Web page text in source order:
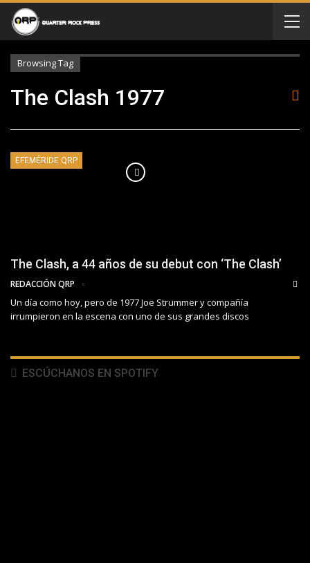
Browsing Tag
The Clash 1977
EFEMÉRIDE QRP
The Clash, a 44 años de su debut con ‘The Clash’
REDACCIÓN QRP
Un día como hoy, pero de 1977 Joe Strummer y compañía
irrumpieron en la escena con uno de sus grandes discos
ESCÚCHANOS EN SPOTIFY